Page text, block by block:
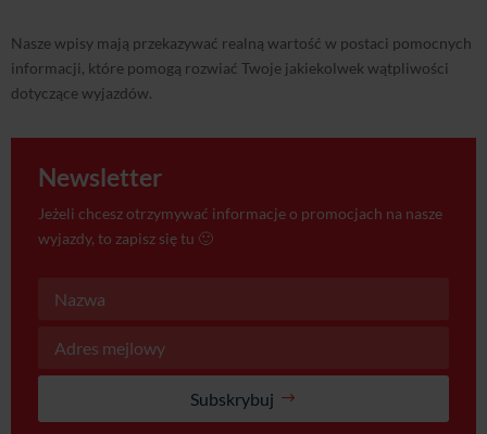
Nasze wpisy mają przekazywać realną wartość w postaci pomocnych
informacji, które pomogą rozwiać Twoje jakiekolwek wątpliwości
dotyczące wyjazdów.
Newsletter
Jeżeli chcesz otrzymywać informacje o promocjach na nasze
wyjazdy, to zapisz się tu 🙂
Subskrybuj